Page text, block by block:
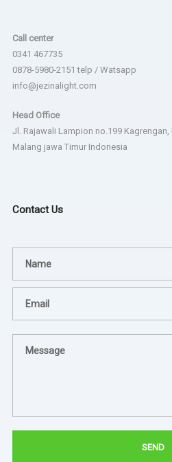
Call center
0341 467735
0878-5980-2151 telp / Watsapp
info@jezinalight.com
Head Office
Jl. Rajawali Lampion no.199
Malang jawa Timur Indonesia
Contact Us